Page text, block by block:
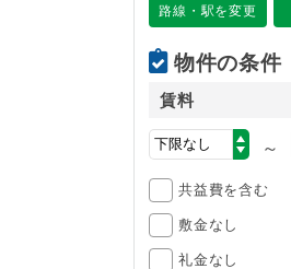
路線・駅を変更
物件の条件
賃料
～
共益費を含む
敷金なし
礼金なし